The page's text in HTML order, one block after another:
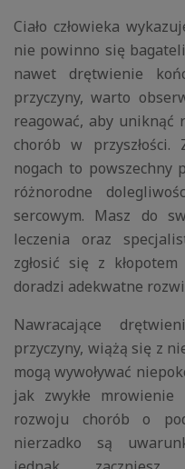
Ciało człowieka
nie powinno się
nawet drętwienie
przyczyny, warto
reagować, aby uniknąć
chorób w
nogach to powszechny
różnorodne
sercowym. Masz do
leczenia oraz
zgłosić się z
doradzi adekwatne
Nawracające
przyczyny, wiążą się z
mogą wywoływać
jak zwykłe mrowienie
rozwoju chorób o
nierzadko są